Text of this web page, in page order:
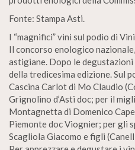
Fonte: Stampa Asti.
I “magnifici” vini sul podio di
Il concorso enologico
astigiane. Dopo le
della tredicesima edizione. Sul
Cascina Carlot di Mo Claudio
Grignolino d’Asti doc; per il
Montagnetta di Domenico
Piemonte doc Viognier; per gli
Scagliola Giacomo e figli